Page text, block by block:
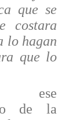
que se
costara
lo hagan
que lo
ese
de la